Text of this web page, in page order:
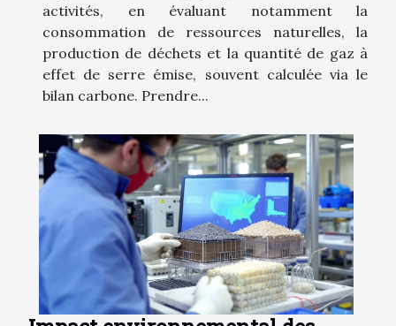
activités, en évaluant notamment la
consommation de ressources naturelles, la
production de déchets et la quantité de gaz à
effet de serre émise, souvent calculée via le
bilan carbone. Prendre...